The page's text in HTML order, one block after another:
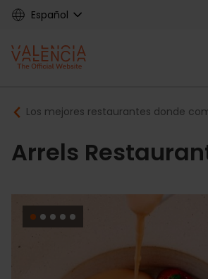
Skip
content
Español
Main
navigation
Breadcrumb
Los mejores restaurantes donde
Arrels